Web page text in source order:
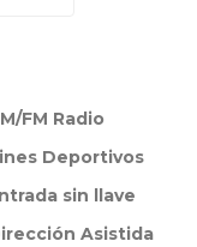
FM Radio
Deportivos
sin llave
Asistida